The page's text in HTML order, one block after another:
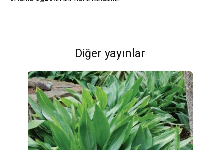
Diğer yayınlar